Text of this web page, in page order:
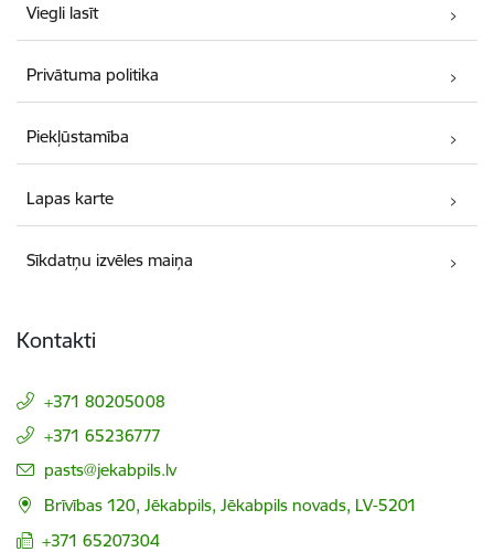
Viegli lasīt
Privātuma politika
Piekļūstamība
Lapas karte
Sīkdatņu izvēles maiņa
Kontakti
+371 80205008
+371 65236777
E-pasts:
pasts@jekabpils.lv
Brīvības 120, Jēkabpils, Jēkabpils novads, LV-5201
+371 65207304